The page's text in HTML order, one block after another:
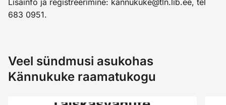
683 0951.
Veel sündmusi asukohas
Kännukuke raamatukogu